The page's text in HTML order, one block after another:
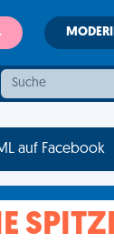
auf Facebook